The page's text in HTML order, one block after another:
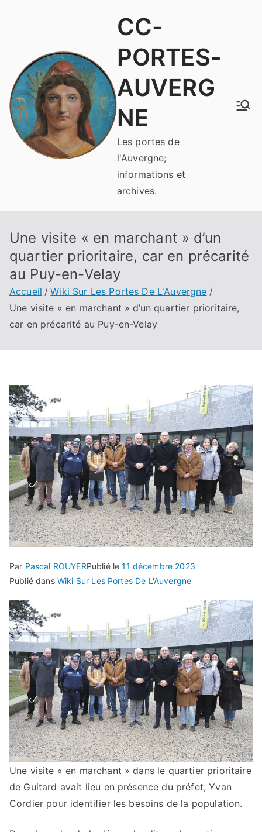
CC-
PORTES-
AUVERG
NE
Les portes de
l'Auvergne;
informations et
archives.
Une visite « en marchant » d’un
quartier prioritaire, car en précarité
au Puy-en-Velay
Accueil
Wiki Sur Les Portes De L'Auvergne
Une visite « en marchant » d’un quartier prioritaire,
car en précarité au Puy-en-Velay
Par Pascal ROUYERPublié le11 décembre 2023
Publié dans Wiki Sur Les Portes De L'Auvergne
Une visite « en marchant » dans le quartier prioritaire
de Guitard avait lieu en présence du préfet, Yvan
Cordier pour identifier les besoins de la population.